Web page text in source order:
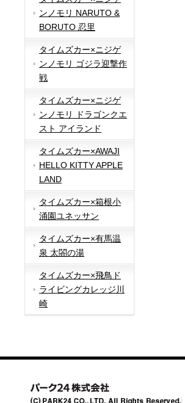
ンノモリ NARUTO &
BORUTO 忍里
タイムズカー×ニジゲ
ンノモリ ゴジラ迎撃作
戦
タイムズカー×ニジゲ
ンノモリ ドラゴンクエ
スト アイランド
タイムズカー×AWAJI
HELLO KITTY APPLE
LAND
タイムズカー×箱根小
涌園ユネッサン
タイムズカー×有馬温
泉 太閤の湯
タイムズカー×飛鳥ド
ライビングカレッジ川
崎